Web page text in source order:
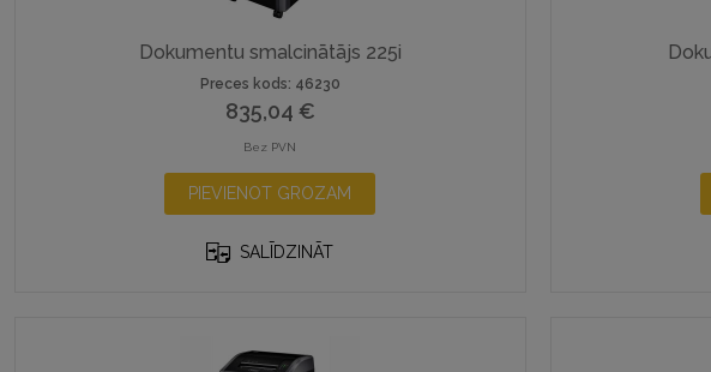
Dokumentu smalcinātājs 225i
Preces kods: 46230
835,04 €
Bez PVN
PIEVIENOT GROZAM
SALĪDZINĀT